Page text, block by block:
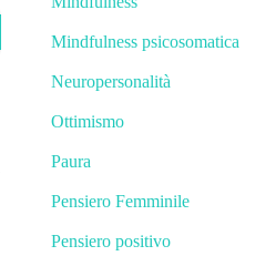
Mindfulness psicosomatica
Neuropersonalità
Ottimismo
Paura
Pensiero Femminile
Pensiero positivo